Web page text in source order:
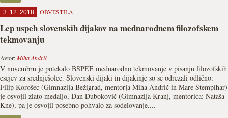
3. 12. 2018 OBVESTILA
Lep uspeh slovenskih dijakov na mednarodnem filozofskem
tekmovanju
Avtor:Miha Andrić
V novembru je potekalo BSPEE mednarodno tekmovanje v pisanju filozofskih
esejev za srednješolce. Slovenski dijaki in dijakinje so se odrezali odlično:
Filip Korošec (Gimnazija Bežigrad, mentorja Miha Andrič in Mare Štempihar)
je osvojil zlato medaljo, Dan Dubokovič (Gimnazija Kranj, mentorica: Nataša
Kne), pa je osvojil posebno pohvalo za sodelovanje....